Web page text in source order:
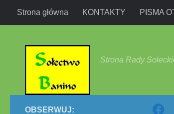
Przejdź do treści
Strona główna KONTAKTY PISMA
Strona Rady
OBSERWUJ: